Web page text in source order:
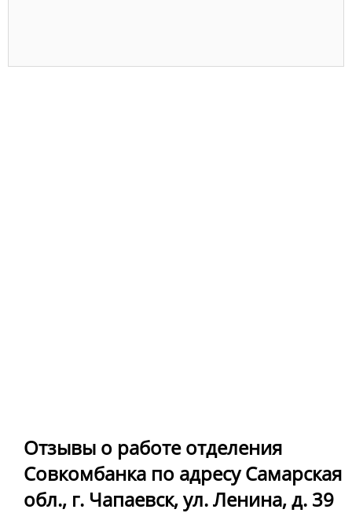
Отзывы о работе отделения
Совкомбанка по адресу Самарская
обл., г. Чапаевск, ул. Ленина, д. 39